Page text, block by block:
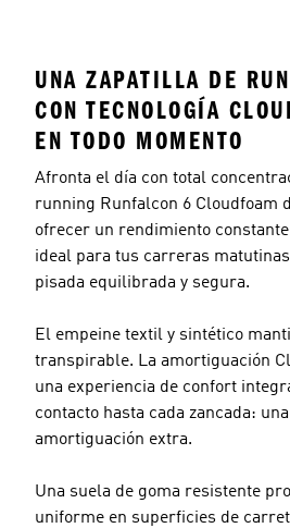
UNA ZAPATILLA DE
CON TECNOLOGÍA
EN TODO MOMENTO
Afronta el día con total
running Runfalcon 6 Cloudfoam
ofrecer un rendimiento
ideal para tus carreras
pisada equilibrada y segura.
El empeine textil y sintético
transpirable. La amortiguación
una experiencia de confort
contacto hasta cada zancada:
amortiguación extra.
Una suela de goma resistente
uniforme en superficies de